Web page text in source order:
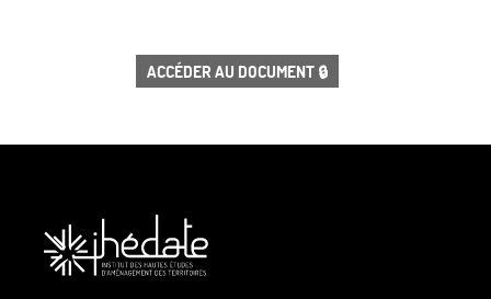
ACCÉDER AU DOCUMENT 🔒